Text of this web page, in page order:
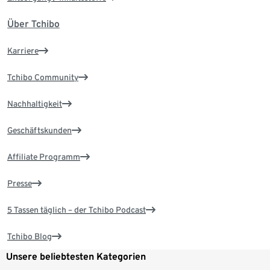
Über Tchibo
Karriere
Tchibo Community
Nachhaltigkeit
Geschäftskunden
Affiliate Programm
Presse
5 Tassen täglich – der Tchibo Podcast
Tchibo Blog
Unsere beliebtesten Kategorien